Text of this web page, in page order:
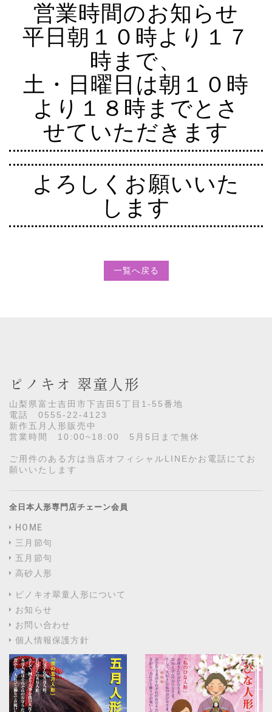
営業時間のお知らせ
平日朝１０時より１７
時まで、
土・日曜日は朝１０時
より１８時までとさ
せていただきます
よろしくお願いいた
します
一覧へ戻る
ピノキオ 翠童人形
山梨県富士吉田市下吉田5丁目1-55番地
電話 0555-22-4123
新作五月人形販売中
営業時間 10:00~18:00 5月5日まで無休
ご用件のある方は当店オフィシャルLINEかお電話にてお
願いいたします
全日本人形専門店チェーン会員
HOME
三月節句
五月節句
高砂人形
ピノキオ翠童人形について
お知らせ
お問い合わせ
個人情報保護方針